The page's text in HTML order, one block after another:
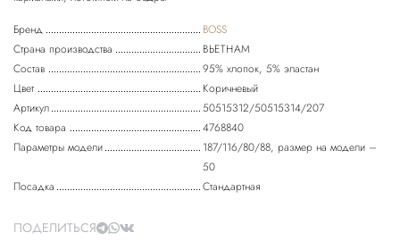
Бренд
BOSS
Страна производства
ВЬЕТНАМ
Состав
95% хлопок, 5% эластан
Цвет
Коричневый
Артикул
50515312/50515314/207
Код товара
4768840
Параметры модели
187/116/80/88, размер на модели –
50
Посадка
Стандартная
ПОДЕЛИТЬСЯ